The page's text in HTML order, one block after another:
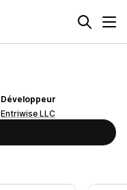
Développeur
Entriwise LLC